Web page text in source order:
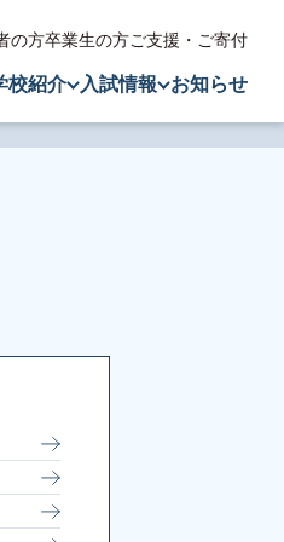
の方卒業生の方ご支援・ご寄付
校紹介 入試情報 お知らせ